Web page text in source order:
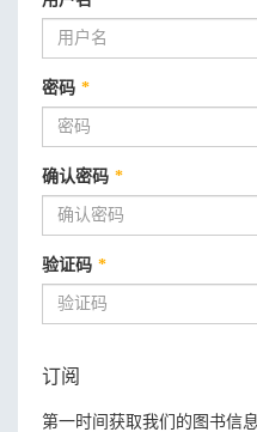
密码 *
确认密码 *
验证码 *
订阅
第一时间获取我们的图书信息